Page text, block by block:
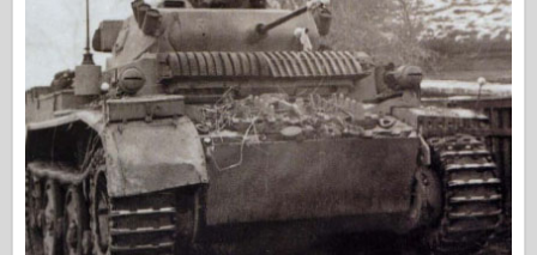
瓦芬-阿森纳
威道尼奇二军
马奎特斯
学院
王牌模型
阿夫夫俱乐部
空气修复